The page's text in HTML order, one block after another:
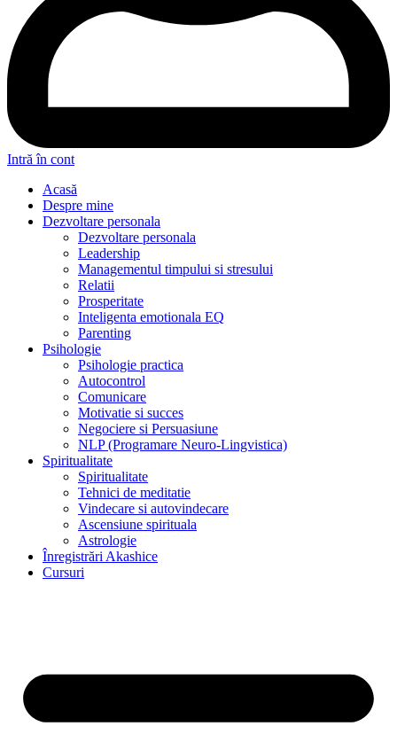
Intră în cont
Acasă
Despre mine
Dezvoltare personala
Dezvoltare personala
Leadership
Managementul timpului si stresului
Relatii
Prosperitate
Inteligenta emotionala EQ
Parenting
Psihologie
Psihologie practica
Autocontrol
Comunicare
Motivatie si succes
Negociere si Persuasiune
NLP (Programare Neuro-Lingvistica)
Spiritualitate
Spiritualitate
Tehnici de meditatie
Vindecare si autovindecare
Ascensiune spirituala
Astrologie
Înregistrări Akashice
Cursuri